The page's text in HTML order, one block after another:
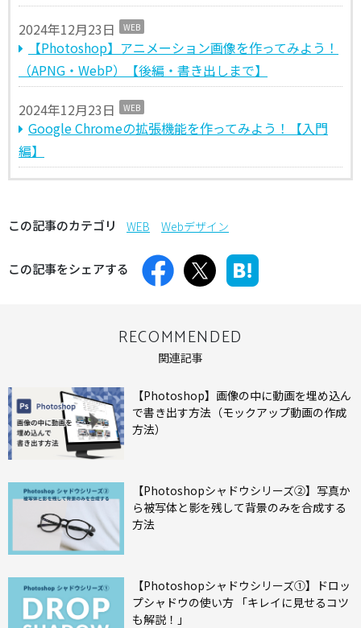
2024年12月23日 WEB
【Photoshop】アニメーション画像を作ってみよう！
（APNG・WebP）【後編・書き出しまで】
2024年12月23日 WEB
Google Chromeの拡張機能を作ってみよう！【入門
編】
この記事のカテゴリ WEB Webデザイン
この記事をシェアする
RECOMMENDED
関連記事
【Photoshop】画像の中に動画を埋め込ん
で書き出す方法（モックアップ動画の作成
方法）
【Photoshopシャドウシリーズ②】写真か
ら被写体と影を残して背景のみを合成する
方法
【Photoshopシャドウシリーズ①】ドロッ
プシャドウの使い方 「キレイに見せるコツ
も解説！」